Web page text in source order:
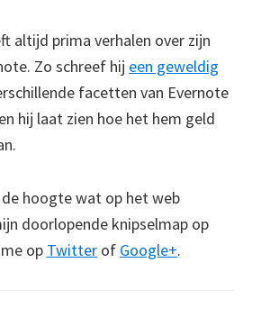
altijd prima verhalen over zijn
Zo schreef hij een geweldig
facetten van Evernote
hij laat zien hoe het hem geld
hoogte wat op het web
doorlopende knipselmap op
op Twitter of Google+.